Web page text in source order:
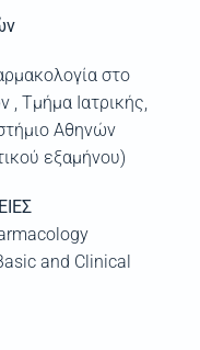
στο
Τμήμα Ιατρικής,
Αθηνών
εξαμήνου)
and Clinical